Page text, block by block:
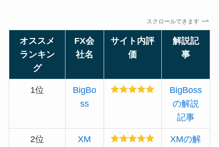
スクロールできます
オススメ
ランキン
グ
FX会
社名
サイト内評
価
解説記
事
1位
BigBo
ss
BigBoss
の解説
記事
2位 XM
XMの解